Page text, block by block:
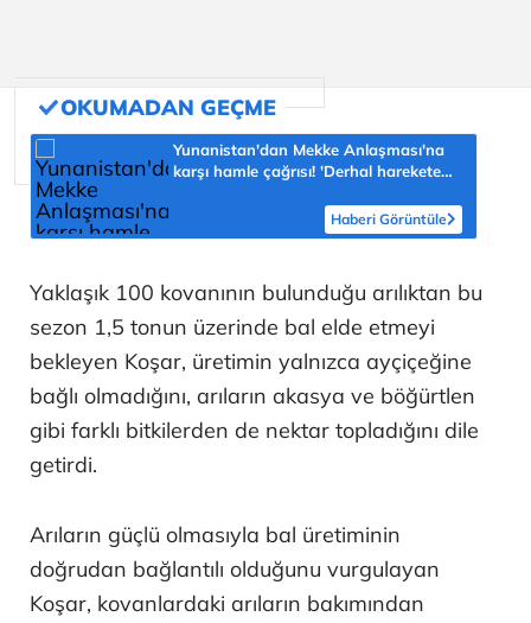
Yunanistan'dan Mekke Anlaşması'na
karşı hamle çağrısı! 'Derhal harekete
Haberi Görüntüle
Yaklaşık 100 kovanının bulunduğu arılıktan bu
sezon 1,5 tonun üzerinde bal elde etmeyi
bekleyen Koşar, üretimin yalnızca ayçiçeğine
bağlı olmadığını, arıların akasya ve böğürtlen
gibi farklı bitkilerden de nektar topladığını dile
getirdi.
Arıların güçlü olmasıyla bal üretiminin
doğrudan bağlantılı olduğunu vurgulayan
Koşar, kovanlardaki arıların bakımından